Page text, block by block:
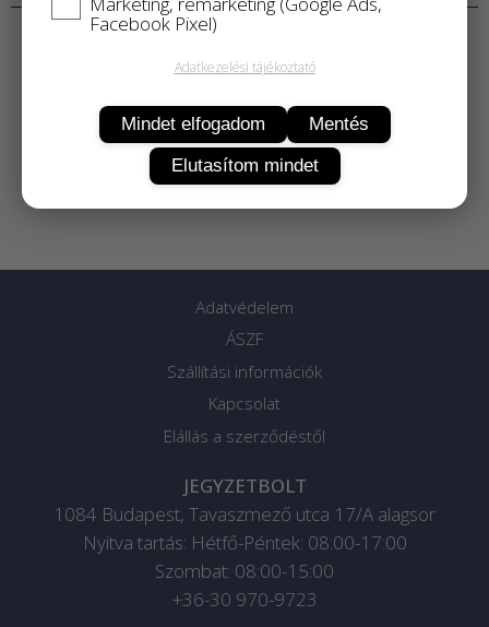
Adatvédelem
ÁSZF
Szállítási információk
Kapcsolat
Elállás a szerződéstől
JEGYZETBOLT
1084 Budapest, Tavaszmező utca 17/A alagsor
Nyitva tartás: Hétfő-Péntek: 08:00-17:00
Szombat: 08:00-15:00
+36-30 970-9723
Facebook Pixel)
Adatkezelési tájékoztató
Mindet elfogadom
Mentés
Elutasítom mindet